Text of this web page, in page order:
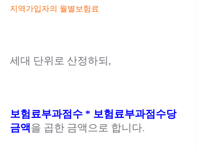
지역가입자의 월별보험료
세대 단위로 산정하되,
보험료부과점수 * 보험료부과점수당
금액을 곱한 금액으로 합니다.